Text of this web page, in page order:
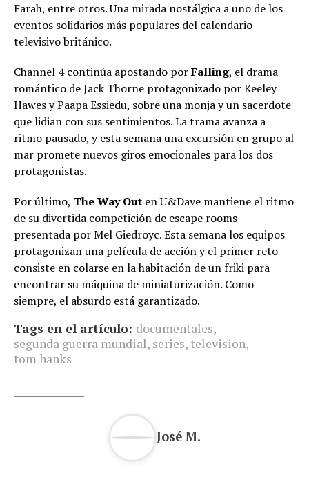
Farah, entre otros. Una mirada nostálgica a uno de los
eventos solidarios más populares del calendario
televisivo británico.
Channel 4 continúa apostando porFalling, el drama
romántico de Jack Thorne protagonizado por Keeley
Hawes y Paapa Essiedu, sobre una monja y un sacerdote
que lidian con sus sentimientos. La trama avanza a
ritmo pausado, y esta semana una excursión en grupo al
mar promete nuevos giros emocionales para los dos
protagonistas.
Por último, The Way Out en U&Dave mantiene el ritmo
de su divertida competición de escape rooms
presentada por Mel Giedroyc. Esta semana los equipos
protagonizan una película de acción y el primer reto
consiste en colarse en la habitación de un friki para
encontrar su máquina de miniaturización. Como
siempre, el absurdo está garantizado.
Tags en el artículo: documentales,
segunda guerra mundial, series, television,
tom hanks
José M.